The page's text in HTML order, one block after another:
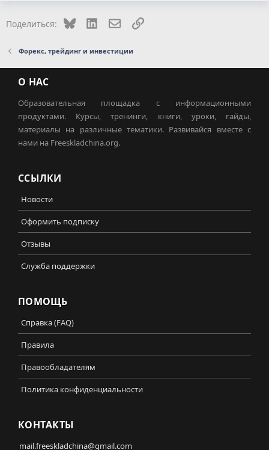
Поделиться: Bluesky LinkedInЭлектронная почта
Ссылка
Форекс, трейдинг и инвестиции
О НАС
Образовательная площадка с информационными
продуктами. Курсы, тренинги, книги, уроки, гайды,
материалы на различные тематики. Развивайся вместе с
нами на Freeskladchina.org.
ССЫЛКИ
Новости
Оформить подписку
Отзывы
Служба поддержки
ПОМОЩЬ
Справка (FAQ)
Правила
Правообладателям
Политика конфиденциальности
КОНТАКТЫ
mail.freeskladchina@gmail.com